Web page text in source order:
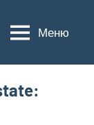
Меню